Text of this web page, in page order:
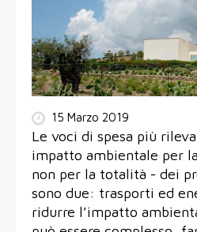
15 Marzo 2019
Le voci di spesa più
impatto ambientale per
non per la totalità - dei
sono due: trasporti ed
ridurre l’impatto